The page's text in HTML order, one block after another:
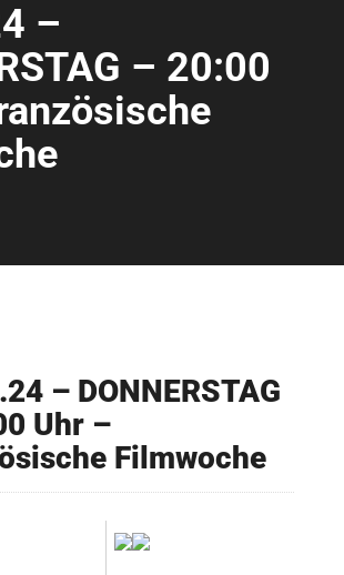
–
– 20:00
– DONNERSTAG
Uhr –
Filmwoche